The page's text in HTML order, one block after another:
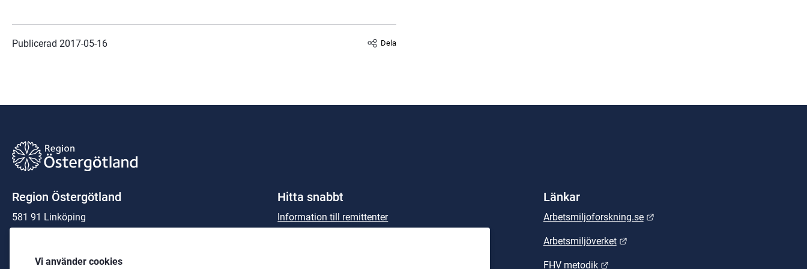
Vi använder cookies
Publicerad 2017-05-16 Dela
Region Östergötland
581 91 Linköping
23 21 00-0040
Hitta snabbt
Information till remittenter
Länkar
Arbetsmiljoforskning.se Länk till annan webbplats.
Arbetsmiljöverket Länk till annan webbplats.
FHV metodik Länk till annan webbplats.